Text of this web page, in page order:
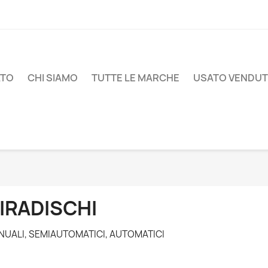
CHI SIAMO TUTTE LE MARCHE USATO
SEMIAUTOMATICI, AUTOMATICI